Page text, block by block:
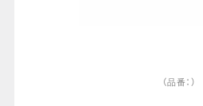
（品番：）